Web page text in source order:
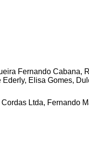
Fernando Cabana,
Elisa Gomes,
Ltda, Fernando